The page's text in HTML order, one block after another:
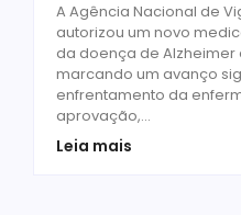
A Agência Nacional de
autorizou um novo
da doença de Alzheimer
marcando um avanço
enfrentamento da
aprovação,...
Leia mais